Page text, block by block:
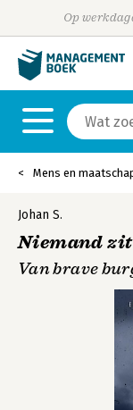
Op
Mens en
Johan S.
Niemand
Van brave